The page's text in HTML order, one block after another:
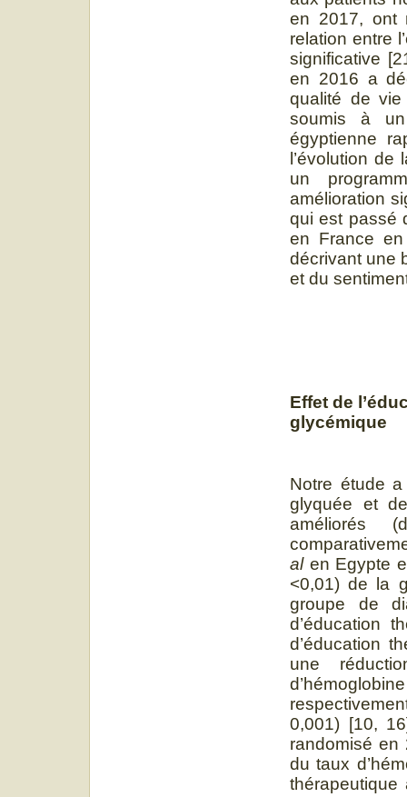
en 2017, ont
relation entre
significative
en 2016 a
qualité de
soumis à
égyptienne
l’évolution
un
amélioration
qui est passé
en France
décrivant une
et du
Effet de
glycémique
Notre étude
glyquée et
améliorés
alen Egypte
<0,01) de la
groupe de
d’éducation
d’éducation
une
0,001) [10,
randomisé
du taux
thérapeutique